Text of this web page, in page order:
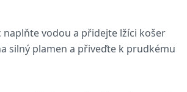
naplňte vodou a přidejte lžíci košer
silný plamen a přiveďte k prudkému